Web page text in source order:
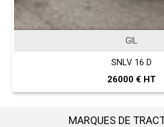
GIL
SNLV 16 D
26000 € HT
MARQUES DE